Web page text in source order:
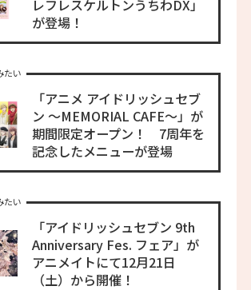
レフレスケルトンうちわDX」
が登場！
たい
「アニメ アイドリッシュセブ
ン ～MEMORIAL CAFE～」が
期間限定オープン！ 7周年を
記念したメニューが登場
たい
「アイドリッシュセブン 9th
Anniversary Fes. フェア」が
アニメイトにて12月21日
（土）から開催！